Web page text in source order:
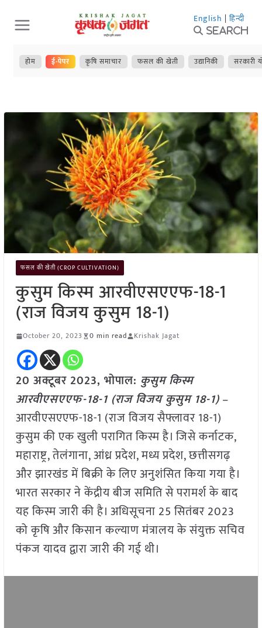
Skip
to
content
English | हिन्दी
Search
होम ई-पेपर कृषि समाचार फसल की खेती उद्यानिकी सरकारी
फसल की खेती (CROP CULTIVATION)
कुसुम किस्म आरवीएसएएफ-18-1
(राज विजय कुसुम 18-1)
October 20, 2023 0 min read Krishak Jagat
20 अक्टूबर 2023, भोपाल: कुसुम किस्म
आरवीएसएएफ-18-1 (राज विजय कुसुम 18-1)–
आरवीएसएएफ-18-1 (राज विजय सैफ्लावर 18-1)
कुसुम की एक खुली परागित किस्म है। जिसे कर्नाटक,
महाराष्ट्र, तेलंगाना, आंध्र प्रदेश, मध्य प्रदेश, छत्तीसगढ़
और झारखंड में बिक्री के लिए अनुशंसित किया गया है।
भारत सरकार ने केंद्रीय बीज समिति से परामर्श के बाद
यह किस्म जारी की है। अधिसूचना 25 सितंबर 2023
को कृषि और किसान कल्याण मंत्रालय के संयुक्त सचिव
पंकज यादव द्वारा जारी की गई थी।